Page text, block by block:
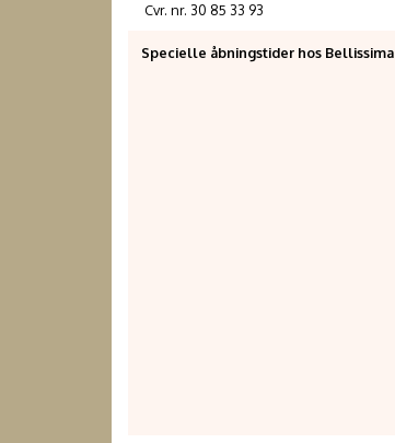
Cvr. nr. 30 85 33 93
Specielle åbningstider hos Bellissima